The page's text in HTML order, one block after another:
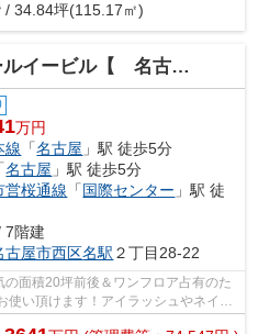
/ 34.84坪(115.17㎡)
【 名古屋の貸事務所・貸オフィス 】
万円
線 「名古屋 」駅 徒歩5分
「名古屋 」駅 徒歩5分
営桜通線 「国際センター 」駅 徒
7階建
古屋市西区名駅 ２丁目28-22
面積20坪前後＆ワンフロア占有のた
使い頂けます！アイラッシュやネイル
...